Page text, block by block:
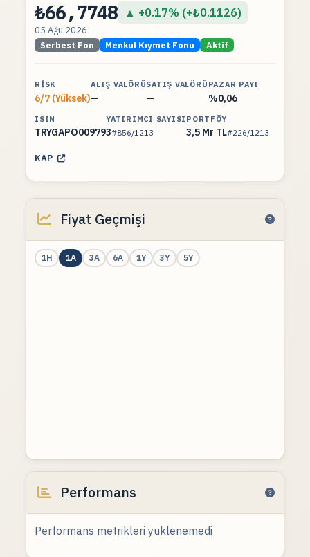
₺66,7748 ▲ +0.17% (+₺0.1126)
05 Ağu 2026
Serbest Fon Menkul Kıymet Fonu Aktif
RISK
6/7 (Yüksek)
ALIŞ VALÖRÜ
—
SATIŞ VALÖRÜ
—
PAZAR PAYI
%0,06
ISIN
TRYGAPO00979
YATIRIMCI SAYISI
3#856/1213
PORTFÖY
3,5 Mr TL#226/1213
KAP
Fiyat Geçmişi
1H 1A 3A 6A 1Y 3Y 5Y
Performans
Performans metrikleri yüklenemedi